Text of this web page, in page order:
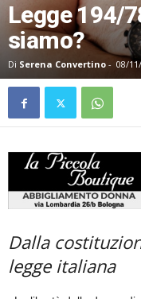
Legge 194/
siamo?
Di Serena Convertino - 08/
Dalla
legge italiana